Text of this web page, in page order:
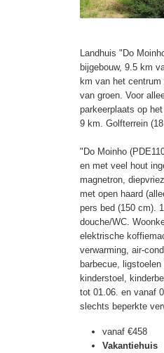
Landhuis "Do
bijgebouw, 9.5 km
km van het
van groen. Voor
parkeerplaats op
9 km. Golfterrein
"Do Moinho
en met veel hout
magnetron,
met open haard
pers bed (150 cm).
douche/WC.
elektrische
verwarming, air-
barbecue,
kinderstoel,
tot 01.06. en vanaf
slechts beperkte
vanaf €458
Vakantiehuis